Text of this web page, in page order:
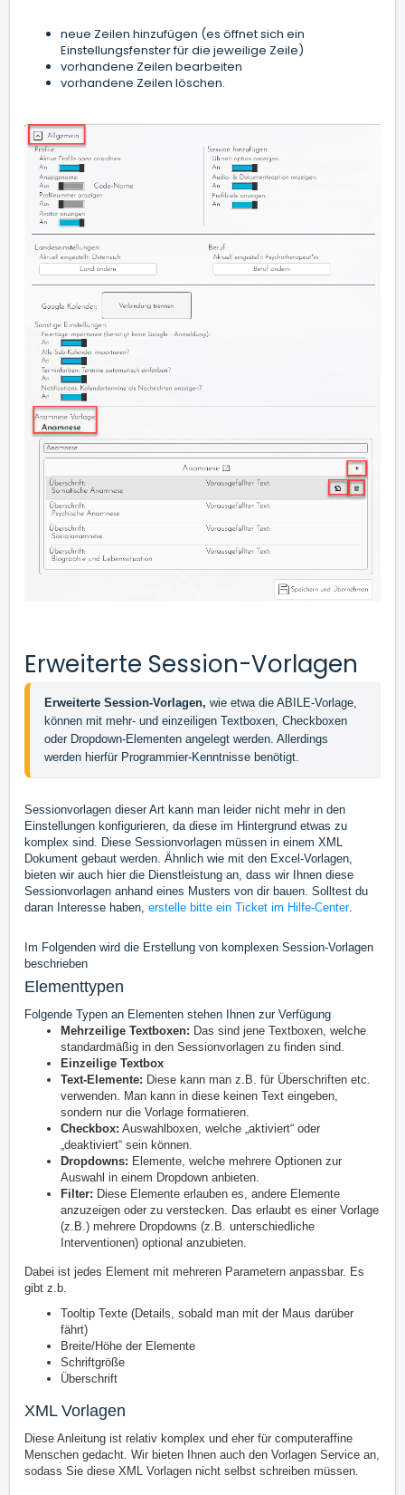
neue Zeilen hinzufügen (es öffnet sich ein
Einstellungsfenster für die jeweilige Zeile)
vorhandene Zeilen bearbeiten
vorhandene Zeilen löschen.
Erweiterte Session-Vorlagen
Erweiterte Session-Vorlagen, wie etwa die ABILE-Vorlage,
können mit mehr- und einzeiligen Textboxen, Checkboxen
oder Dropdown-Elementen angelegt werden. Allerdings
werden hierfür Programmier-Kenntnisse benötigt.
Sessionvorlagen dieser Art kann man leider nicht mehr in den
Einstellungen konfigurieren, da diese im Hintergrund etwas zu
komplex sind. Diese Sessionvorlagen müssen in einem XML
Dokument gebaut werden. Ähnlich wie mit den Excel-Vorlagen,
bieten wir auch hier die Dienstleistung an, dass wir Ihnen diese
Sessionvorlagen anhand eines Musters von dir bauen. Solltest du
daran Interesse haben, erstelle bitte ein Ticket im Hilfe-Center.
Im Folgenden wird die Erstellung von komplexen Session-Vorlagen
beschrieben
Elementtypen
Folgende Typen an Elementen stehen Ihnen zur Verfügung
Mehrzeilige Textboxen: Das sind jene Textboxen, welche
standardmäßig in den Sessionvorlagen zu finden sind.
Einzeilige Textbox
Text-Elemente: Diese kann man z.B. für Überschriften etc.
verwenden. Man kann in diese keinen Text eingeben,
sondern nur die Vorlage formatieren.
Checkbox: Auswahlboxen, welche „aktiviert“ oder
„deaktiviert“ sein können.
Dropdowns: Elemente, welche mehrere Optionen zur
Auswahl in einem Dropdown anbieten.
Filter: Diese Elemente erlauben es, andere Elemente
anzuzeigen oder zu verstecken. Das erlaubt es einer Vorlage
(z.B.) mehrere Dropdowns (z.B. unterschiedliche
Interventionen) optional anzubieten.
Dabei ist jedes Element mit mehreren Parametern anpassbar. Es
gibt z.b.
Tooltip Texte (Details, sobald man mit der Maus darüber
fährt)
Breite/Höhe der Elemente
Schriftgröße
Überschrift
XML Vorlagen
Diese Anleitung ist relativ komplex und eher für computeraffine
Menschen gedacht. Wir bieten Ihnen auch den Vorlagen Service an,
sodass Sie diese XML Vorlagen nicht selbst schreiben müssen.